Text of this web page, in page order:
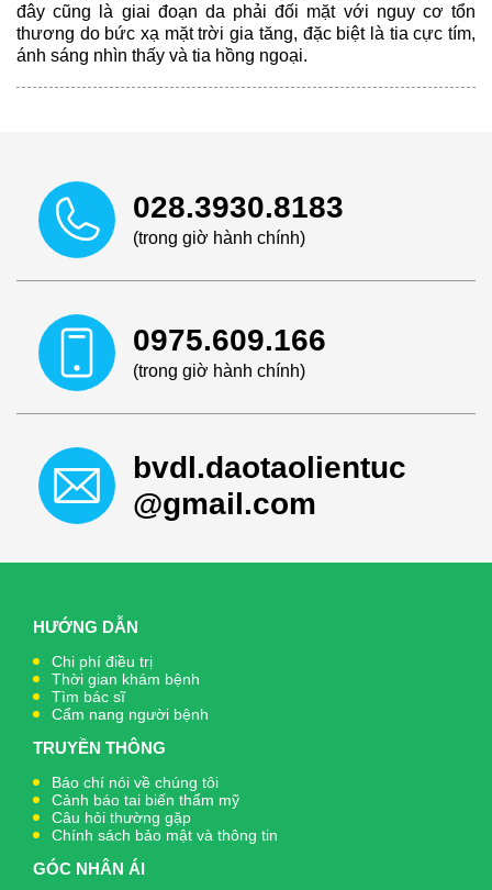
đây cũng là giai đoạn da phải đối mặt với nguy cơ tổn
thương do bức xạ mặt trời gia tăng, đặc biệt là tia cực tím,
ánh sáng nhìn thấy và tia hồng ngoại.
028.3930.8183
(trong giờ hành chính)
0975.609.166
(trong giờ hành chính)
bvdl.daotaolientuc
@gmail.com
HƯỚNG DẪN
Chi phí điều trị
Thời gian khám bệnh
Tìm bác sĩ
Cẩm nang người bệnh
TRUYỀN THÔNG
Báo chí nói về chúng tôi
Cảnh báo tai biến thẩm mỹ
Câu hỏi thường gặp
Chính sách bảo mật và thông tin
GÓC NHÂN ÁI